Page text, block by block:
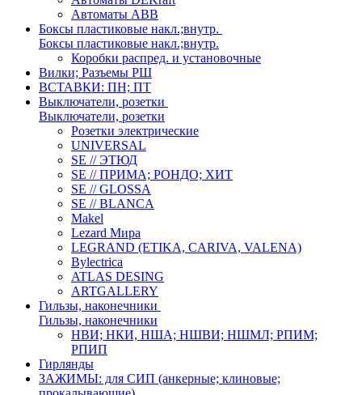
Автоматы ABB
Боксы пластиковые накл.;внутр.
Боксы пластиковые накл.;внутр.
Коробки распред. и установочные
Вилки; Разъемы РШ
ВСТАВКИ: ПН; ПТ
Выключатели, розетки
Выключатели, розетки
Розетки электрические
UNIVERSAL
SE // ЭТЮД
SE // ПРИМА; РОНДО; ХИТ
SE // GLOSSA
SE // BLANCA
Makel
Lezard Мира
LEGRAND (ETIKA, CARIVA, VALENA)
Bylectrica
ATLAS DESING
ARTGALLERY
Гильзы, наконечники
Гильзы, наконечники
НВИ; НКИ, НША; НШВИ; НШМЛ; РПИМ;
РПИП
Гирлянды
ЗАЖИМЫ: для СИП (анкерные; клиновые;